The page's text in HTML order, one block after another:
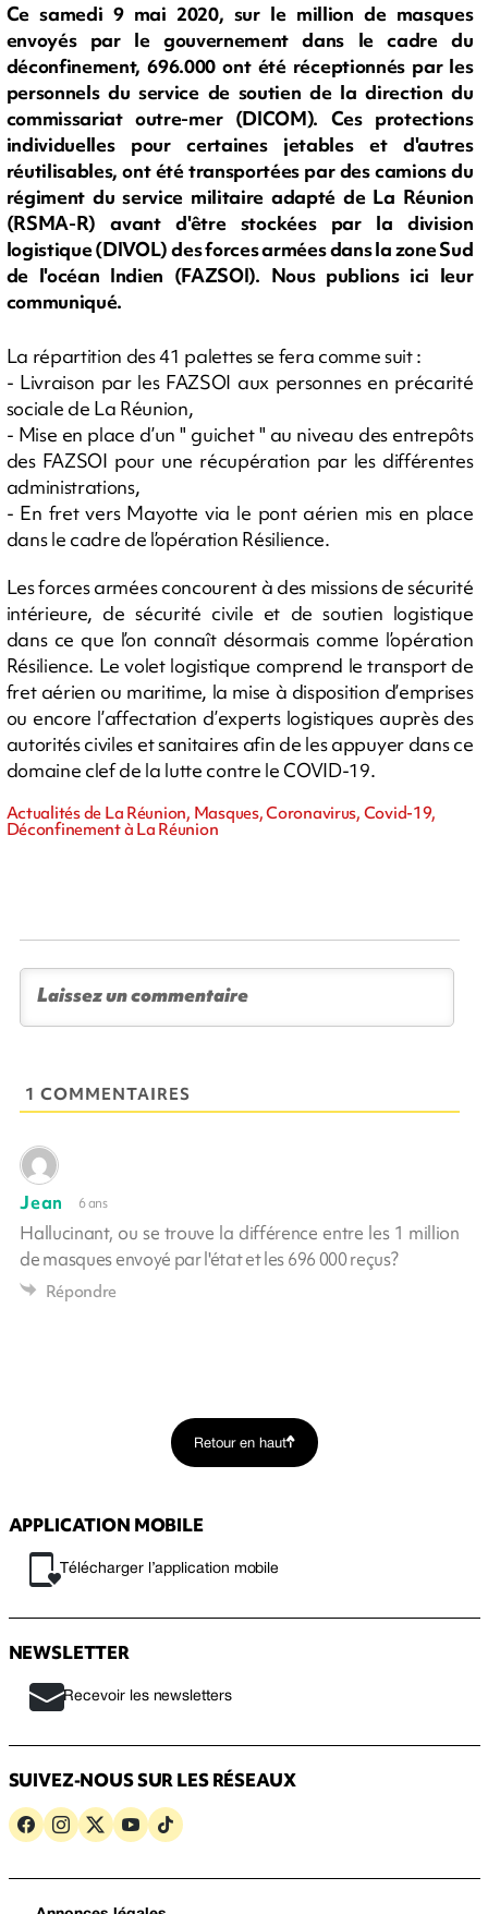
Ce samedi 9 mai 2020, sur le million de masques
envoyés par le gouvernement dans le cadre du
déconfinement, 696.000 ont été réceptionnés par les
personnels du service de soutien de la direction du
commissariat outre-mer (DICOM). Ces protections
individuelles pour certaines jetables et d'autres
réutilisables, ont été transportées par des camions du
régiment du service militaire adapté de La Réunion
(RSMA-R) avant d'être stockées par la division
logistique (DIVOL) des forces armées dans la zone Sud
de l'océan Indien (FAZSOI). Nous publions ici leur
communiqué.
La répartition des 41 palettes se fera comme suit :
- Livraison par les FAZSOI aux personnes en précarité
sociale de La Réunion,
- Mise en place d’un " guichet " au niveau des entrepôts
des FAZSOI pour une récupération par les différentes
administrations,
- En fret vers Mayotte via le pont aérien mis en place
dans le cadre de l’opération Résilience.
Les forces armées concourent à des missions de sécurité
intérieure, de sécurité civile et de soutien logistique
dans ce que l’on connaît désormais comme l’opération
Résilience. Le volet logistique comprend le transport de
fret aérien ou maritime, la mise à disposition d’emprises
ou encore l’affectation d’experts logistiques auprès des
autorités civiles et sanitaires afin de les appuyer dans ce
domaine clef de la lutte contre le COVID-19.
Actualités de La Réunion, Masques, Coronavirus, Covid-19,
Déconfinement à La Réunion
1 COMMENTAIRES
Jean 6 ans
Hallucinant, ou se trouve la différence entre les 1 million
de masques envoyé par l'état et les 696 000 reçus?
Répondre
Retour en haut
APPLICATION MOBILE
Télécharger l’application mobile
NEWSLETTER
Recevoir les newsletters
SUIVEZ-NOUS SUR LES RÉSEAUX